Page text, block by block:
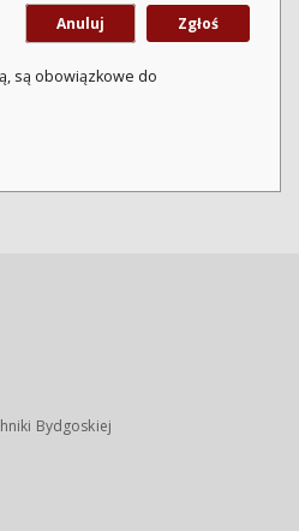
Anuluj Zgłoś
są obowiązkowe do
Bydgoskiej